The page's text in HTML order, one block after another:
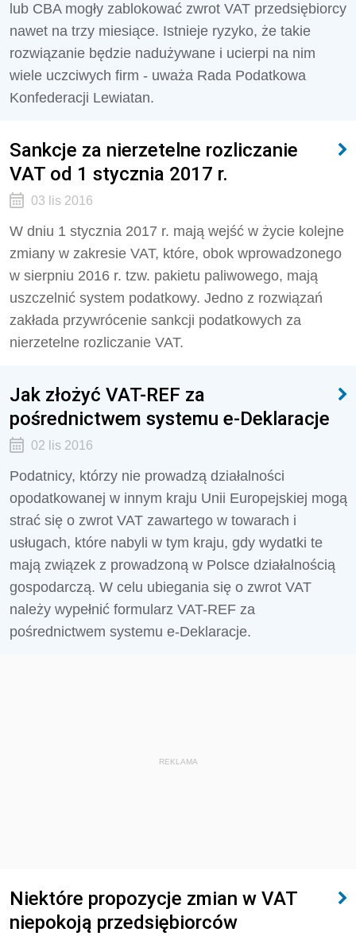
lub CBA mogły zablokować zwrot VAT przedsiębiorcy
nawet na trzy miesiące. Istnieje ryzyko, że takie
rozwiązanie będzie nadużywane i ucierpi na nim
wiele uczciwych firm - uważa Rada Podatkowa
Konfederacji Lewiatan.
Sankcje za nierzetelne rozliczanie
VAT od 1 stycznia 2017 r.
03 lis 2016
W dniu 1 stycznia 2017 r. mają wejść w życie kolejne
zmiany w zakresie VAT, które, obok wprowadzonego
w sierpniu 2016 r. tzw. pakietu paliwowego, mają
uszczelnić system podatkowy. Jedno z rozwiązań
zakłada przywrócenie sankcji podatkowych za
nierzetelne rozliczanie VAT.
Jak złożyć VAT-REF za
pośrednictwem systemu e-Deklaracje
02 lis 2016
Podatnicy, którzy nie prowadzą działalności
opodatkowanej w innym kraju Unii Europejskiej mogą
strać się o zwrot VAT zawartego w towarach i
usługach, które nabyli w tym kraju, gdy wydatki te
mają związek z prowadzoną w Polsce działalnością
gospodarczą. W celu ubiegania się o zwrot VAT
należy wypełnić formularz VAT-REF za
pośrednictwem systemu e-Deklaracje.
REKLAMA
Niektóre propozycje zmian w VAT
niepokoją przedsiębiorców